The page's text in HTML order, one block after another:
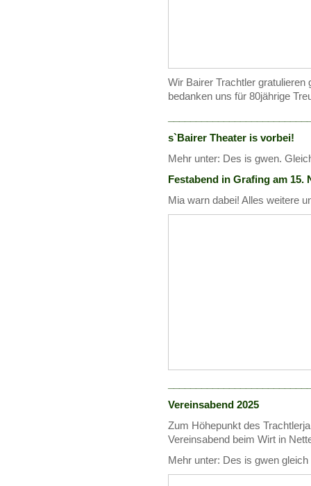
Wir Bairer Trachtler
bedanken uns für 80jährige
s`Bairer Theater is vorbei!
Mehr unter: Des is gwen.
Festabend in Grafing am 15.
Mia warn dabei! Alles weitere
Vereinsabend 2025
Zum Höhepunkt des
Vereinsabend beim Wirt in
Mehr unter: Des is gwen